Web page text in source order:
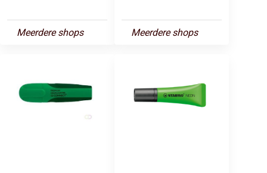
Meerdere shops Meerdere shops